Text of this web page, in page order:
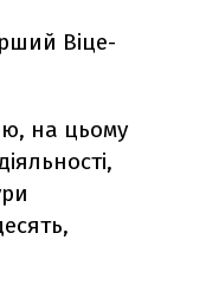
Віце-
на цьому